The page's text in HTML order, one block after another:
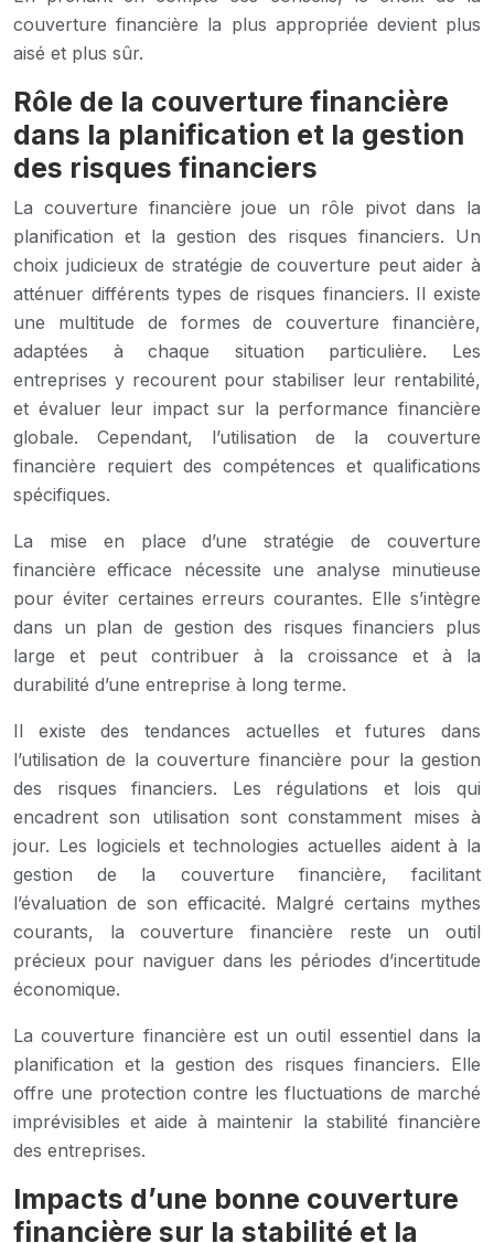
couverture financière la plus appropriée devient plus
aisé et plus sûr.
Rôle de la couverture financière
dans la planification et la gestion
des risques financiers
La couverture financière joue un rôle pivot dans la
planification et la gestion des risques financiers. Un
choix judicieux de stratégie de couverture peut aider à
atténuer différents types de risques financiers. Il existe
une multitude de formes de couverture financière,
adaptées à chaque situation particulière. Les
entreprises y recourent pour stabiliser leur rentabilité,
et évaluer leur impact sur la performance financière
globale. Cependant, l’utilisation de la couverture
financière requiert des compétences et qualifications
spécifiques.
La mise en place d’une stratégie de couverture
financière efficace nécessite une analyse minutieuse
pour éviter certaines erreurs courantes. Elle s’intègre
dans un plan de gestion des risques financiers plus
large et peut contribuer à la croissance et à la
durabilité d’une entreprise à long terme.
Il existe des tendances actuelles et futures dans
l’utilisation de la couverture financière pour la gestion
des risques financiers. Les régulations et lois qui
encadrent son utilisation sont constamment mises à
jour. Les logiciels et technologies actuelles aident à la
gestion de la couverture financière, facilitant
l’évaluation de son efficacité. Malgré certains mythes
courants, la couverture financière reste un outil
précieux pour naviguer dans les périodes d’incertitude
économique.
La couverture financière est un outil essentiel dans la
planification et la gestion des risques financiers. Elle
offre une protection contre les fluctuations de marché
imprévisibles et aide à maintenir la stabilité financière
des entreprises.
Impacts d’une bonne couverture
financière sur la stabilité et la